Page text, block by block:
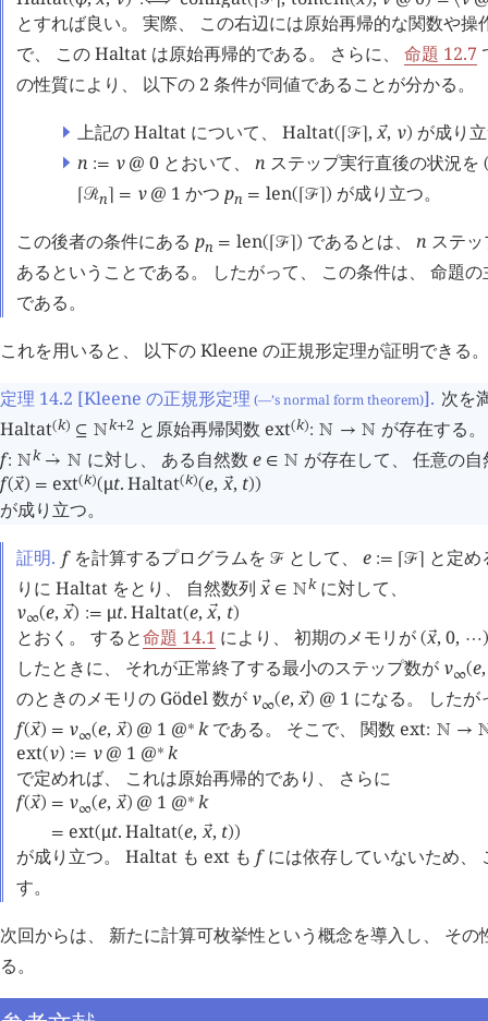
とすれば良い。 実際、 この右辺には原始再帰的な関数や操
で、 この Haltat は原始再帰的である。 さらに、 命題 12.7
の性質により、 以下の 2 条件が同値であることが分かる。
上記の Haltat について、 Haltat( 󰒝 , 󰕷
x, ν) が成り
n := ν@ 0とおいて、 n ステップ実行直後の状況を
󰒩n = ν@ 1 かつ pn = len( 󰒝 ) が成り立つ。
この後者の条件にある pn = len( 󰒝 ) であるとは、 n ステ
あるということである。 したがって、 この条件は、 命題
である。
これを用いると、 以下の Kleene の正規形定理が証明できる。
定理 14.2 [Kleene の正規形定理 (—’s normal form theorem)]. 次を
Haltat(k) ⊆ 󱀍k+2と原始再帰関数 ext(k): 󱀍 → 󱀍 が存在する
f: 󱀍k 󰔇
→ 󱀍 に対し、 ある自然数 e ∈ 󱀍 が存在して、 任意の
f(󰕷
x) = ext(k)(μt.Haltat(k)(e, 󰕷
x, t))
が成り立つ。
証明. fを計算するプログラムを 󰒝として、 e := ⌈󰒝
と定
りに Haltat をとり、 自然数列󰕷
x ∈ 󱀍kに対して、
ν∞(e, 󰕷
x) := μt.Haltat(e, 󰕷
x, t)
とおく。 すると命題 14.1 により、 初期のメモリが (󰕷
x, 0, ⋯)
したときに、 それが正常終了する最小のステップ数が ν∞(e,
のときのメモリの Gödel 数が ν∞(e, 󰕷
x) @ 1 になる。 したが
f(󰕷
x) = ν∞(e, 󰕷
x) @ 1 @∗ kである。 そこで、 関数 ext: 󱀍 →
ext(ν) := ν@ 1 @∗ k
で定めれば、 これは原始再帰的であり、 さらに
f(󰕷
x) = ν∞(e, 󰕷
x) @ 1 @∗ k
= ext( μt.Haltat(e, 󰕷
x, t))
が成り立つ。 Haltat も ext も fには依存していないため、
す。
次回からは、 新たに計算可枚挙性という概念を導入し、 そ
る。